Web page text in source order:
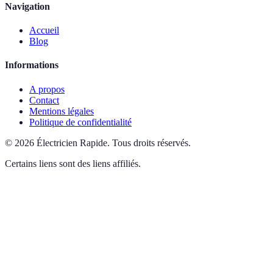
Navigation
Accueil
Blog
Informations
A propos
Contact
Mentions légales
Politique de confidentialité
© 2026 Électricien Rapide. Tous droits réservés.
Certains liens sont des liens affiliés.